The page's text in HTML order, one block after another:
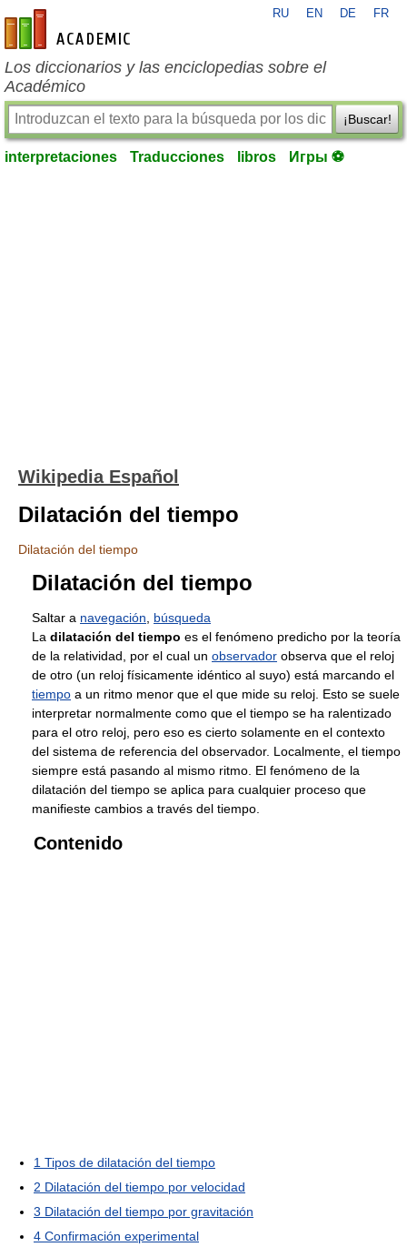
es-academic.com
RU EN DE FR
Los diccionarios y las enciclopedias sobre el
Académico
¡Buscar!
interpretaciones Traducciones libros Игры ⚽
Wikipedia Español
Dilatación del tiempo
Dilatación del tiempo
Dilatación del tiempo
Saltar a navegación
búsqueda
La dilatación del tiempo es el fenómeno predicho por la teoría
de la relatividad, por el cual un observador observa que el reloj
de otro (un reloj físicamente idéntico al suyo) está marcando el
tiempo a un ritmo menor que el que mide su reloj. Esto se suele
interpretar normalmente como que el tiempo se ha ralentizado
para el otro reloj, pero eso es cierto solamente en el contexto
del sistema de referencia del observador. Localmente, el tiempo
siempre está pasando al mismo ritmo. El fenómeno de la
dilatación del tiempo se aplica para cualquier proceso que
manifieste cambios a través del tiempo.
Contenido
1 Tipos de dilatación del tiempo
2 Dilatación del tiempo por velocidad
3 Dilatación del tiempo por gravitación
4 Confirmación experimental